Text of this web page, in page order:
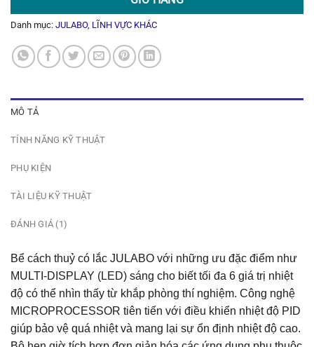
Danh mục: JULABO, LĨNH VỰC KHÁC
MÔ TẢ
TÍNH NĂNG KỸ THUẬT
PHỤ KIỆN
TÀI LIỆU KỸ THUẬT
ĐÁNH GIÁ (1)
Bể cách thuỷ có lắc JULABO với những ưu đặc điểm như
MULTI-DISPLAY (LED) sáng cho biết tối đa 6 giá trị nhiệt
độ có thể nhìn thấy từ khắp phòng thí nghiệm. Công nghệ
MICROPROCESSOR tiên tiến với điều khiển nhiệt độ PID
giúp bảo vệ quá nhiệt và mang lại sự ổn định nhiệt độ cao.